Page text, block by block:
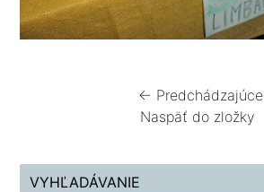
← Predchádzajúce
Naspäť do zložky
VYHĽADÁVANIE